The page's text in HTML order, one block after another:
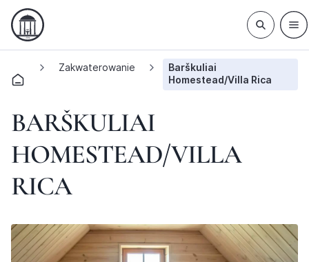
Zakwaterowanie
Barškuliai
Homestead/Villa Rica
BARŠKULIAI
HOMESTEAD/VILLA
RICA